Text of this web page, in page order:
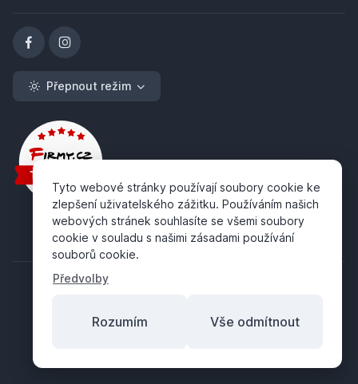
Přepnout režim
Tyto webové stránky používají soubory cookie ke
zlepšení uživatelského zážitku. Používáním našich
webových stránek souhlasíte se všemi soubory
cookie v souladu s našimi zásadami používání
souborů cookie.
Předvolby
Rozumím Vše odmítnout